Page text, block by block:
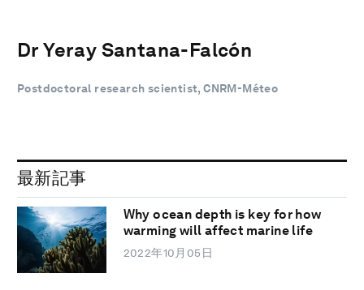
Dr Yeray Santana-Falcón
Postdoctoral research scientist, CNRM-Méteo
最新記事
Why ocean depth is key for how
warming will affect marine life
2022年10月05日